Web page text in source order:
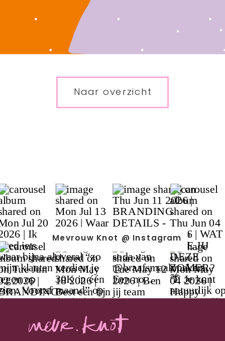
Naar overzicht
Mevrouw Knot @ Instagram